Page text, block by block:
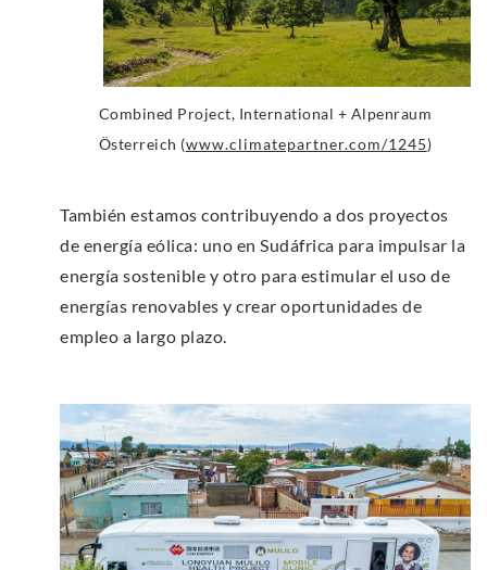
Combined Project, International + Alpenraum
Österreich (www.climatepartner.com/1245)
También estamos contribuyendo a dos proyectos
de energía eólica: uno en Sudáfrica para impulsar la
energía sostenible y otro para estimular el uso de
energías renovables y crear oportunidades de
empleo a largo plazo.